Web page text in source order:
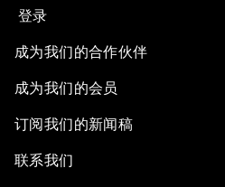
登录
成为我们的合作伙伴
成为我们的会员
订阅我们的新闻稿
联系我们